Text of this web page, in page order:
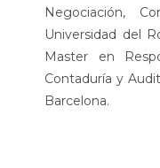
Negociación,
Universidad del
Master en
Contaduría y
Barcelona.